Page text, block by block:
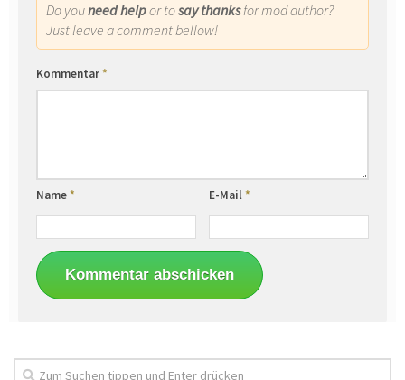
Do youneed helpor tosay thanksfor mod author?
Just leave a comment bellow!
Kommentar*
Name* E-Mail*